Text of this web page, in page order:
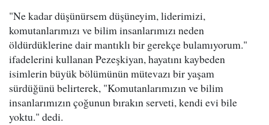
"Ne kadar düşünürsem düşüneyim, liderimizi,
komutanlarımızı ve bilim insanlarımızı neden
öldürdüklerine dair mantıklı bir gerekçe bulamıyorum."
ifadelerini kullanan Pezeşkiyan, hayatını kaybeden
isimlerin büyük bölümünün mütevazı bir yaşam
sürdüğünü belirterek, "Komutanlarımızın ve bilim
insanlarımızın çoğunun bırakın serveti, kendi evi bile
yoktu." dedi.